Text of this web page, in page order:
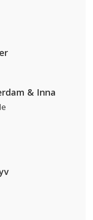
& Inna